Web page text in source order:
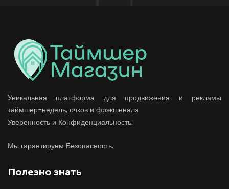
Уникальная платформа для продвижения и рекламы
таймшер-недель, очков и фрэкшеналз.
Уверенность и Конфиденциальность.
Мы гарантируем Безопасность.
Полезно знать